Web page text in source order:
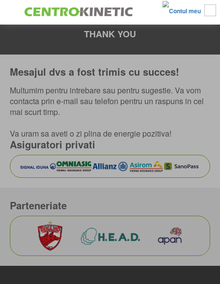
THANK YOU
Mesajul dvs a fost trimis cu succes!
Multumim pentru intrebare sau pentru sugestie. Va vom
contacta prin e-mail sau telefon pentru un raspuns in cel
mai scurt timp.
Va uram sa aveti o zi plina de energie pozitiva!
Asiguratori privati
Parteneriate